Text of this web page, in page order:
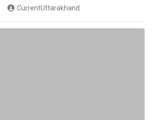
CurrentUttarakhand